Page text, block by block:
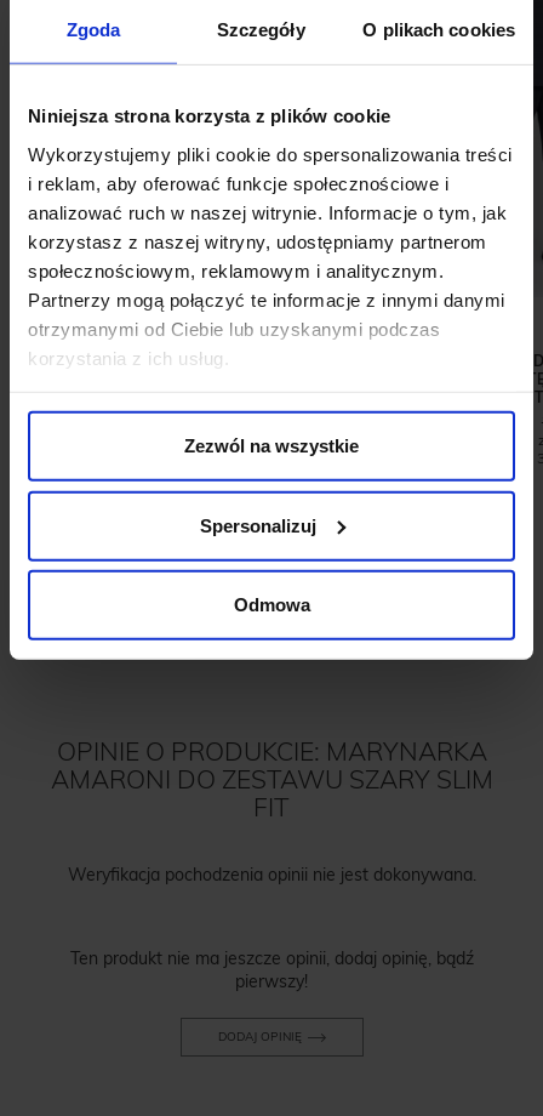
Zgoda Szczegóły O plikach cookies
Niniejsza strona korzysta z plików cookie
Wykorzystujemy pliki cookie do spersonalizowania treści
i reklam, aby oferować funkcje społecznościowe i
analizować ruch w naszej witrynie. Informacje o tym, jak
korzystasz z naszej witryny, udostępniamy partnerom
społecznościowym, reklamowym i analitycznym.
Partnerzy mogą połączyć te informacje z innymi danymi
otrzymanymi od Ciebie lub uzyskanymi podczas
korzystania z ich usług.
Zezwól na wszystkie
Spersonalizuj
Odmowa
PŁASZCZ DWURZĘDOWY
MARYNARKA
AFFORI W
299,00 ZŁ
Najniższa
OPINIE O PRODUKCIE: MARYNARKA
AMARONI DO ZESTAWU SZARY SLIM
FIT
Weryfikacja pochodzenia opinii nie jest dokonywana.
Ten produkt nie ma jeszcze opinii, dodaj opinię, bądź
pierwszy!
DODAJ OPINIĘ